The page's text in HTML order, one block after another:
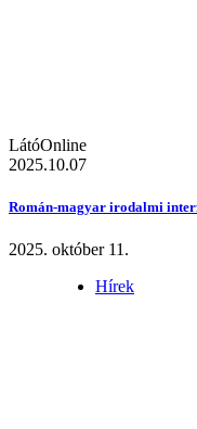
LátóOnline
2025.10.07
Román-magyar irodalmi
2025. október 11.
Hírek